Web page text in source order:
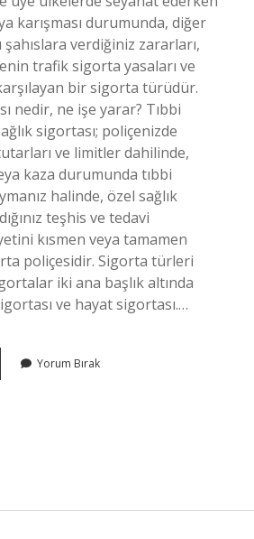
karışması durumunda, diğer
verdiğiniz zararları,
trafik sigorta yasaları ve
bir sigorta türüdür.
nedir, ne işe yarar? Tıbbi
sigortası; poliçenizde
ve limitler dahilinde,
kaza durumunda tıbbi
halinde, özel sağlık
teşhis ve tedavi
kısmen veya tamamen
poliçesidir. Sigorta türleri
iki ana başlık altında
ve hayat sigortası.…
Yorum Bırak